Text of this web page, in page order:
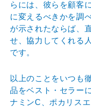
らには、彼らを顧客
に変えるべきかを調
が示されたならば、
せ、協力してくれる
です。
以上のことをいつも
品をベスト・セラー
ナミンC 、ポカリス